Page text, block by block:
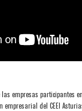
empresas participantes
empresarial del CEEI